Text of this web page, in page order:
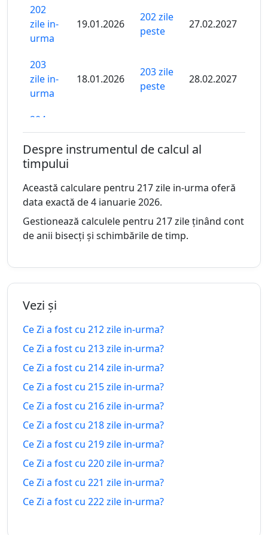
202
zile in-
urma
19.01.2026
202 zile
peste
27.02.2027
203
zile in-
urma
18.01.2026
203 zile
peste
28.02.2027
204
zile in-
urma
17.01.2026 01.03.2027
205
zile in-
urma
16.01.2026
205 zile
peste
02.03.2027
15.01.2026
206 zile
207
zile in-
urma
zile in-
urma
13.01.2026
208 zile
peste
209
zile in-
urma
12.01.2026
209 zile
210
zile in-
urma
11.01.2026
210 zile
peste
211
Despre instrumentul de calcul al
timpului
Această calculare pentru 217 zile in-urma oferă
data exactă de 4 ianuarie 2026.
Gestionează calculele pentru 217 zile ținând cont
de anii bisecți și schimbările de timp.
Vezi și
Ce Zi a fost cu 212 zile in-urma?
Ce Zi a fost cu 213 zile in-urma?
Ce Zi a fost cu 214 zile in-urma?
Ce Zi a fost cu 215 zile in-urma?
Ce Zi a fost cu 216 zile in-urma?
Ce Zi a fost cu 218 zile in-urma?
Ce Zi a fost cu 219 zile in-urma?
Ce Zi a fost cu 220 zile in-urma?
Ce Zi a fost cu 221 zile in-urma?
Ce Zi a fost cu 222 zile in-urma?